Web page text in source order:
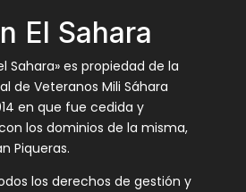
El Sahara
Sahara» es propiedad de la
de Veteranos Mili Sáhara
en que fue cedida y
los dominios de la misma,
Piqueras.
los derechos de gestión y